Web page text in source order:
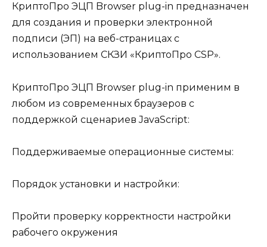
КриптоПро ЭЦП Browser plug-in предназначен
для создания и проверки электронной
подписи (ЭП) на веб-страницах с
использованием СКЗИ «КриптоПро CSP».
КриптоПро ЭЦП Browser plug-in применим в
любом из современных браузеров с
поддержкой сценариев JavaScript:
Поддерживаемые операционные системы:
Порядок установки и настройки:
Пройти проверку корректности настройки
рабочего окружения